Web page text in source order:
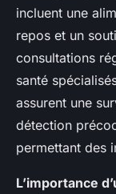
incluent une
repos et un
consultations
santé
assurent une
détection
permettant des
L’importance